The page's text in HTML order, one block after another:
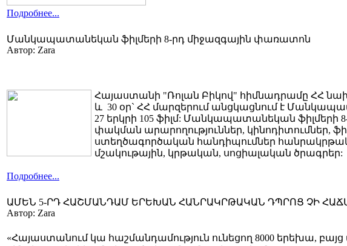
Подробнее...
Մանկապատանեկան ֆիլմերի 8-րդ միջազգային փառատոն
Автор: Zara
Հայաստանի "Ռոլան Բիկով" հիմնադրամը ՀՀ
և 30 օր` ՀՀ մարզերում անցկացնում է
27 երկրի 105 ֆիլմ: Մանկապատանեկան
փակման արարողություններ, կինոդիտումներ,
ստեղծագործական հանդիպումներ
մշակութային, կրթական, սոցիալական ծրագրեր:
Подробнее...
ԱՄԵՆ 5-ՐԴ ՀԱՇՄԱՆԴԱՄ ԵՐԵԽԱՆ ՀԱՆՐԱԿՐԹԱԿԱՆ ԴՊՐՈՑ ՉԻ
Автор: Zara
«Հայաստանում կա հաշմանդամություն ունեցող 8000 երեխա, բայց